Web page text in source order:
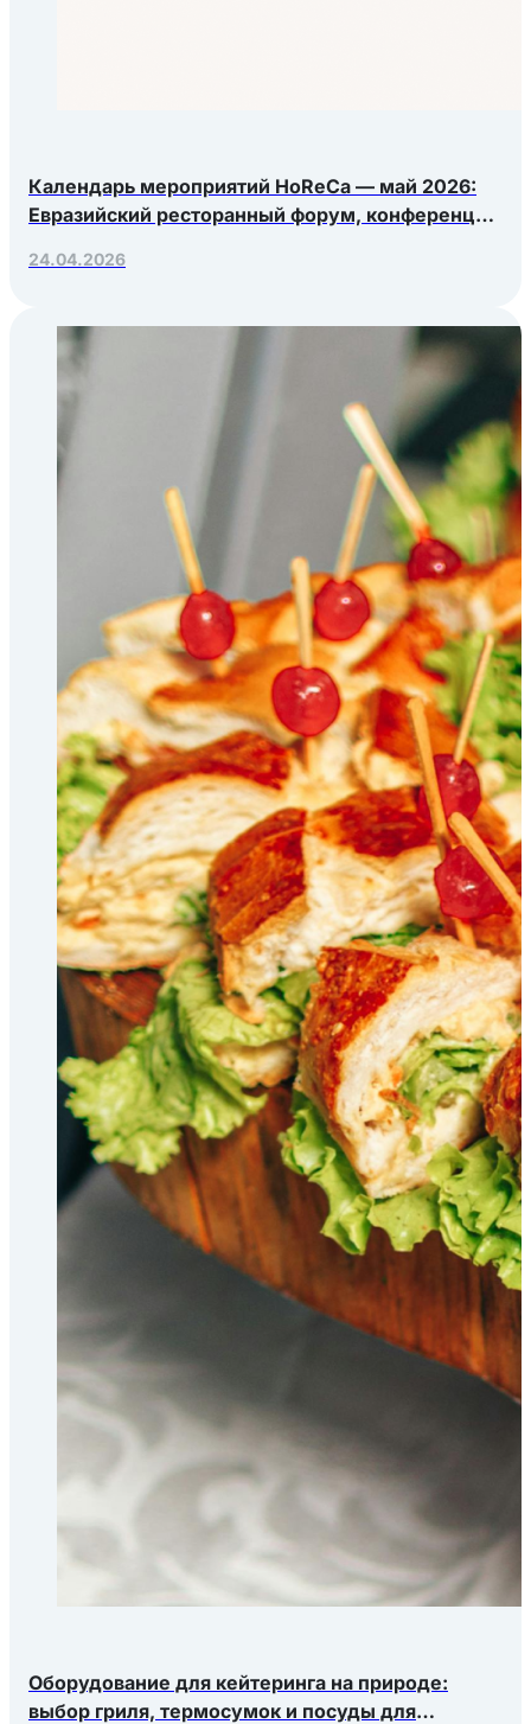
Календарь мероприятий HoReCa — май 2026:
Евразийский ресторанный форум, конференция
24.04.2026
Оборудование для кейтеринга на природе:
выбор гриля, термосумок и посуды для